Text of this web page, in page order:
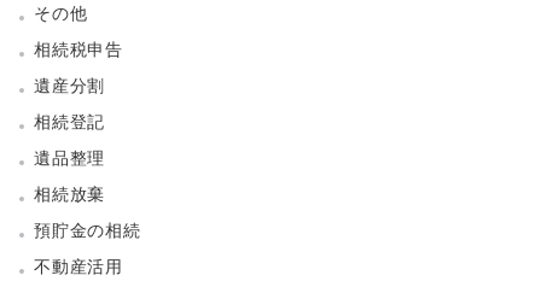
その他
相続税申告
遺産分割
相続登記
遺品整理
相続放棄
預貯金の相続
不動産活用